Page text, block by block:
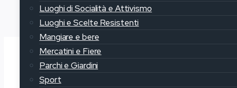
Luoghi di Socialità e Attivismo
Luoghi e Scelte Resistenti
Mangiare e bere
Mercatini e Fiere
Parchi e Giardini
Sport
Vorresti aiutarci a migliorare la mappatura dei luoghi, vuoi
Scrivici al nostro indirizzo mail: